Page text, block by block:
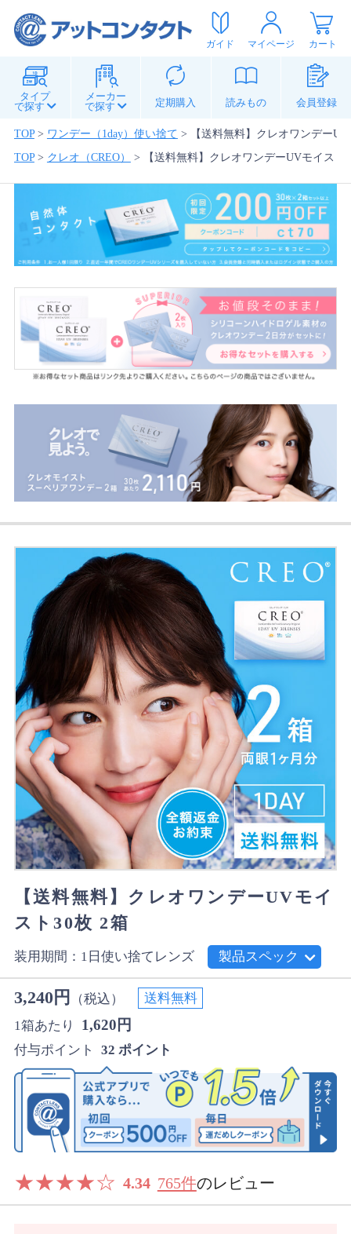
ガイド マイページ カート
タイプ
で探す
メーカー
で探す
定期購入 読みもの 会員登録
TOP> ワンデー（1day）使い捨て >
【送料無料】クレオワンデー
TOP> クレオ（CREO） > 【送料無料】クレオワンデーUVモイスト
【送料無料】クレオワンデーUVモイ
スト30枚 2箱
装用期間：1日使い捨てレンズ 製品スペック
3,240円 （税込）
送料無料
1箱あたり
1,620円
付与ポイント 32 ポイント
★★★★☆ 4.34 765件のレビュー